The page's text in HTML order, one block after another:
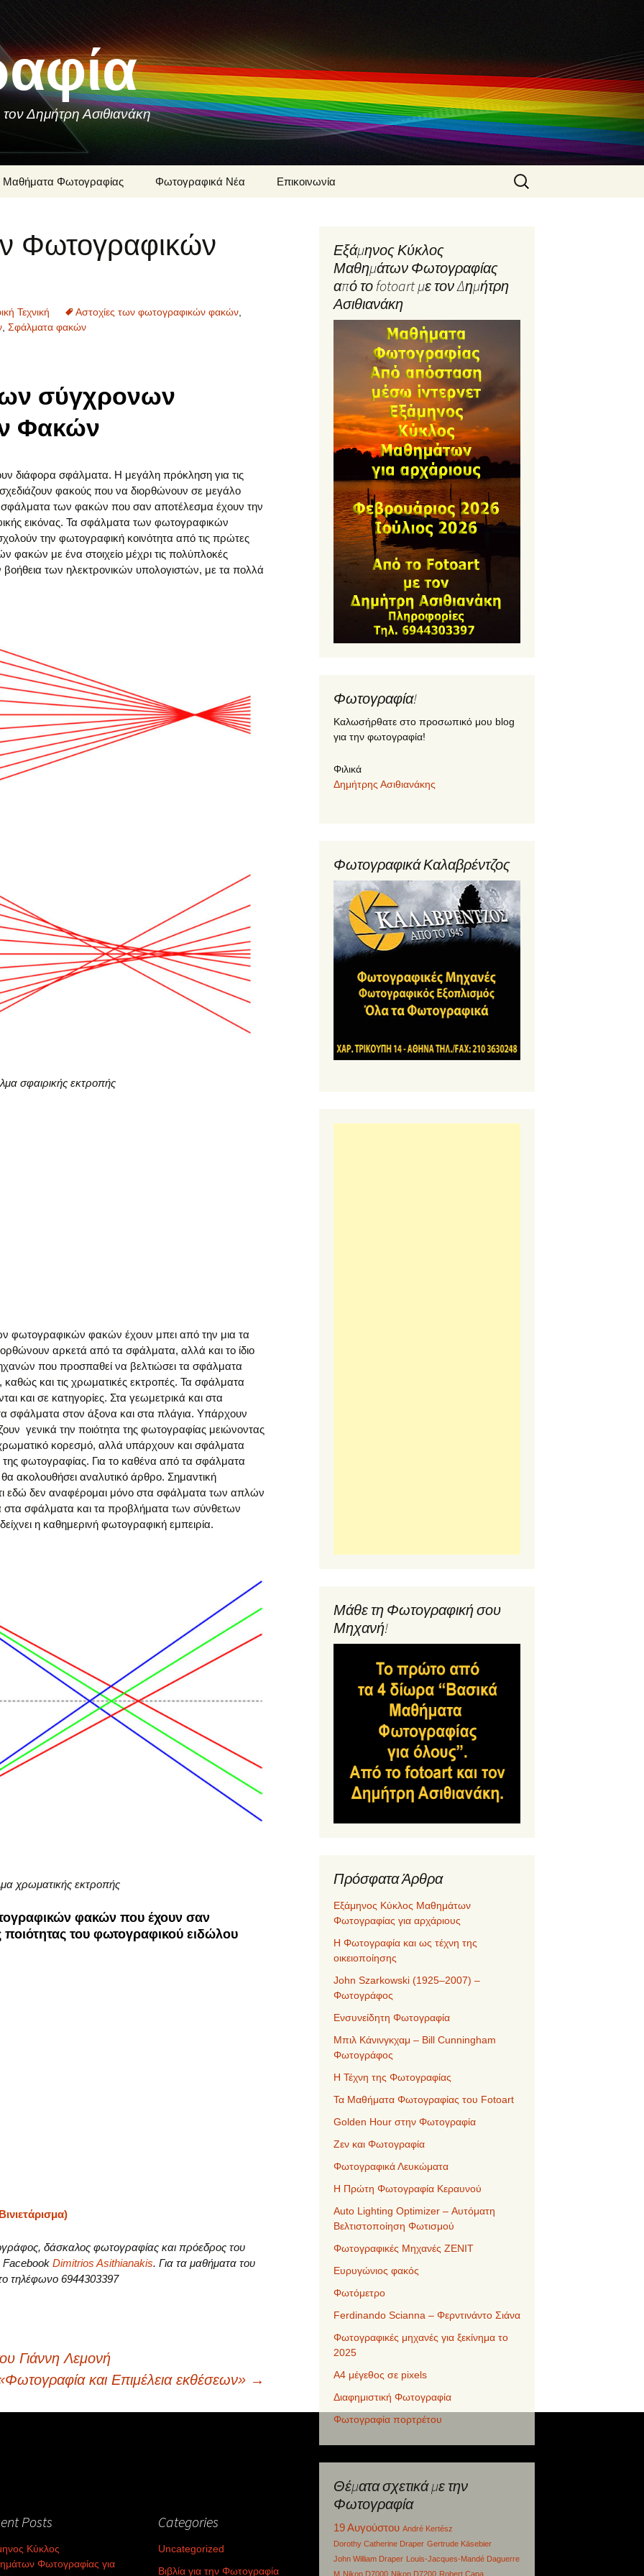
Δημήτρη Ασιθιανάκη
Μαθήματα Φωτογραφίας
Φωτογραφίες που
Σπουδαίοι Φωτογράφοι
Φωτογραφικός
Εξοπλισμός
Φωτογραφικές μηχανές
Φωτογραφικά Νέα Επικοινωνία
Φωτογραφίας από τον
Δημήτρη Ασιθιανάκη
Φωτογραφικές
υπηρεσίες από τον
Δημήτρη Ασιθιανάκη
Search
for:
Φωτογραφικών
Τεχνική Αστοχίες των φωτογραφικών φακών
Σφάλματα φακών
σύγχρονων
Φακών
διάφορα σφάλματα. Η μεγάλη πρόκληση για τις
σχεδιάζουν φακούς που να διορθώνουν σε μεγάλο
σφάλματα των φακών που σαν αποτέλεσμα έχουν την
εικόνας. Τα σφάλματα των φωτογραφικών
την φωτογραφική κοινότητα από τις πρώτες
φακών με ένα στοιχείο μέχρι τις πολύπλοκές
βοήθεια των ηλεκτρονικών υπολογιστών, με τα πολλά
σφαιρικής εκτροπής
φωτογραφικών φακών έχουν μπει από την μια τα
αρκετά από τα σφάλματα, αλλά και το ίδιο
που προσπαθεί να βελτιώσει τα σφάλματα
και τις χρωματικές εκτροπές. Τα σφάλματα
και σε κατηγορίες. Στα γεωμετρικά και στα
σφάλματα στον άξονα και στα πλάγια. Υπάρχουν
γενικά την ποιότητα της φωτογραφίας μειώνοντας
χρωματικό κορεσμό, αλλά υπάρχουν και σφάλματα
φωτογραφίας. Για το καθένα από τα σφάλματα
ακολουθήσει αναλυτικό άρθρο. Σημαντική
εδώ δεν αναφέρομαι μόνο στα σφάλματα των απλών
στα σφάλματα και τα προβλήματα των σύνθετων
η καθημερινή φωτογραφική εμπειρία.
χρωματικής εκτροπής
φακών που έχουν σαν
του φωτογραφικού ειδώλου
δάσκαλος φωτογραφίας και πρόεδρος του
Facebook Dimitrios Asithianakis. Για τα μαθήματα του
τηλέφωνο 6944303397
Γιάννη Λεμονή
και Επιμέλεια εκθέσεων» →
Εξάμηνος Κύκλος
Μαθημάτων Φωτογραφίας
από το fotoart με τον Δημήτρη
Ασιθιανάκη
Φωτογραφία!
Καλωσήρθατε στο προσωπικό μου blog
για την φωτογραφία!
Φιλικά
Δημήτρης Ασιθιανάκης
Φωτογραφικά Καλαβρέντζος
Μάθε τη Φωτογραφική σου
Μηχανή!
Πρόσφατα Άρθρα
Εξάμηνος Κύκλος Μαθημάτων
Φωτογραφίας για αρχάριους
Η Φωτογραφία και ως τέχνη της
οικειοποίησης
John Szarkowski (1925–2007) –
Φωτογράφος
Ενσυνείδητη Φωτογραφία
Μπιλ Κάνινγκχαμ – Bill Cunningham
Φωτογράφος
Η Τέχνη της Φωτογραφίας
Τα Μαθήματα Φωτογραφίας του Fotoart
Golden Hour στην Φωτογραφία
Ζεν και Φωτογραφία
Φωτογραφικά Λευκώματα
Η Πρώτη Φωτογραφία Κεραυνού
Auto Lighting Optimizer – Αυτόματη
Βελτιστοποίηση Φωτισμού
Φωτογραφικές Μηχανές ZENIT
Ευρυγώνιος φακός
Φωτόμετρο
Ferdinando Scianna – Φερντινάντο Σιάνα
Φωτογραφικές μηχανές για ξεκίνημα το
2025
Α4 μέγεθος σε pixels
Διαφημιστική Φωτογραφία
Φωτογραφία πορτρέτου
Θέματα σχετικά με την
Φωτογραφία
19 Αυγούστου André Kertész
Dorothy Catherine Draper Gertrude Käsebier
John William Draper Louis-Jacques-Mandé Daguerre
M Nikon D7000 Nikon D7200 Robert Capa
Posts
Κύκλος
Φωτογραφίας για
Categories
Uncategorized
Βιβλία για την Φωτογραφία